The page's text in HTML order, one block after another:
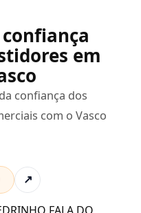
em
confiança dos
com o Vasco
↗